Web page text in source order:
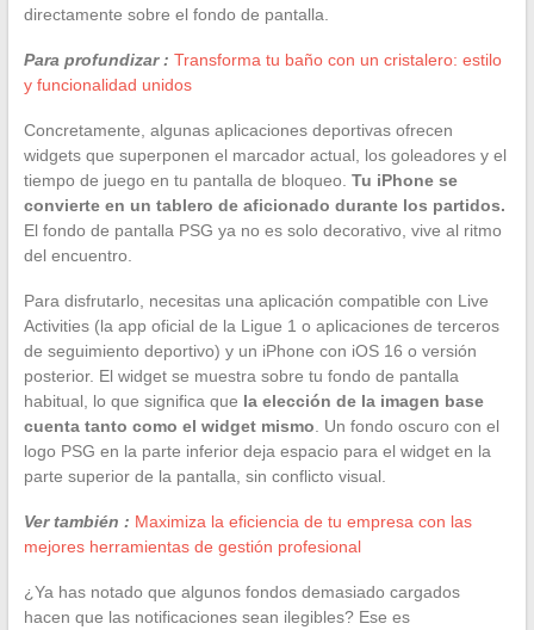
directamente sobre el fondo de pantalla.
Para profundizar : Transforma tu baño con un cristalero: estilo
y funcionalidad unidos
Concretamente, algunas aplicaciones deportivas ofrecen
widgets que superponen el marcador actual, los goleadores y el
tiempo de juego en tu pantalla de bloqueo. Tu iPhone se
convierte en un tablero de aficionado durante los partidos.
El fondo de pantalla PSG ya no es solo decorativo, vive al ritmo
del encuentro.
Para disfrutarlo, necesitas una aplicación compatible con Live
Activities (la app oficial de la Ligue 1 o aplicaciones de terceros
de seguimiento deportivo) y un iPhone con iOS 16 o versión
posterior. El widget se muestra sobre tu fondo de pantalla
habitual, lo que significa que la elección de la imagen base
cuenta tanto como el widget mismo . Un fondo oscuro con el
logo PSG en la parte inferior deja espacio para el widget en la
parte superior de la pantalla, sin conflicto visual.
Ver también : Maximiza la eficiencia de tu empresa con las
mejores herramientas de gestión profesional
¿Ya has notado que algunos fondos demasiado cargados
hacen que las notificaciones sean ilegibles? Ese es